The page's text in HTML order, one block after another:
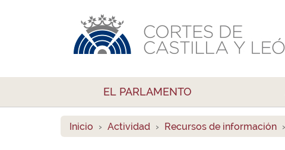
EL PARLAMENTO
Inicio Actividad Recursos de información